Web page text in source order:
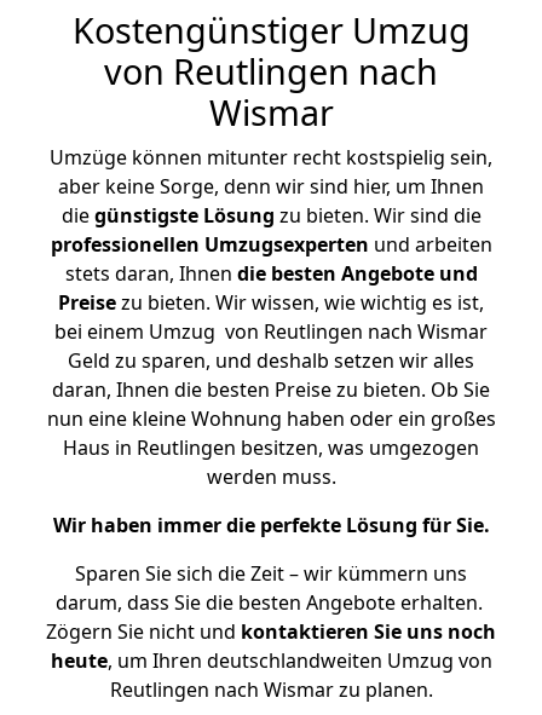
Kostengünstiger Umzug
von Reutlingen nach
Wismar
Umzüge können mitunter recht kostspielig sein,
aber keine Sorge, denn wir sind hier, um Ihnen
diegünstigste Lösung zu bieten. Wir sind die
professionellen Umzugsexperten und arbeiten
stets daran, Ihnen die besten Angebote und
Preisezu bieten. Wir wissen, wie wichtig es ist,
bei einem Umzug von Reutlingen nach Wismar
Geld zu sparen, und deshalb setzen wir alles
daran, Ihnen die besten Preise zu bieten. Ob Sie
nun eine kleine Wohnung haben oder ein großes
Haus in Reutlingen besitzen, was umgezogen
werden muss.
Wir haben immer die perfekte Lösung für Sie.
Sparen Sie sich die Zeit – wir kümmern uns
darum, dass Sie die besten Angebote erhalten.
Zögern Sie nicht und kontaktieren Sie uns noch
heute, um Ihren deutschlandweiten Umzug von
Reutlingen nach Wismar zu planen.